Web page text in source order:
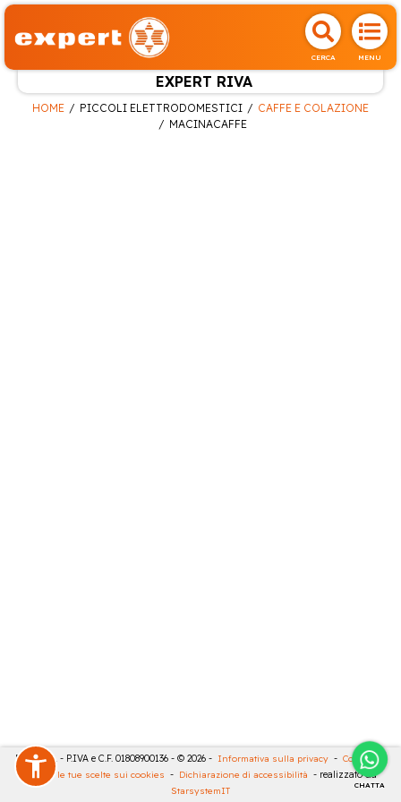
CERCA MENU
EXPERT RIVA
CHATTA
HOME PICCOLI ELETTRODOMESTICI
CAFFE E COLAZIONE
MACINACAFFE
RIVA SRL - P.IVA e C.F. 01808900136 - © 2026 - Informativa sulla privacy - Cookies
Rivedi le tue scelte sui cookies - Dichiarazione di accessibilità - realizzato da
StarsystemIT